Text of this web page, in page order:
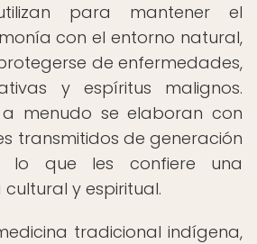
para mantener el
con el entorno natural,
de enfermedades,
y espíritus malignos.
a menudo se elaboran con
transmitidos de generación
lo que les confiere una
y espiritual.
tradicional indígena,